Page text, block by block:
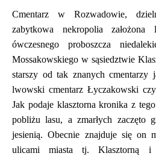
Cmentarz w Rozwadowie,
zabytkowa nekropolia
ówczesnego proboszcza
Mossakowskiego w sąsiedztwie
starszy od tak znanych cmentarzy
lwowski cmentarz Łyczakowski
Jak podaje klasztorna kronika z
pobliżu lasu, a zmarłych zaczęto
jesienią. Obecnie znajduje się on
ulicami miasta tj. Klasztorną i